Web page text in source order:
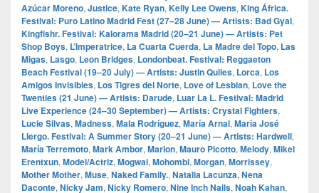
Azúcar Moreno, Justice, Kate Ryan, Kelly Lee Owens, King África.
Festival: Puro Latino Madrid Fest (27–28 June) — Artists: Bad Gyal,
Kingfishr. Festival: Kalorama Madrid (20–21 June) — Artists: Pet
Shop Boys, L’Imperatrice, La Cuarta Cuerda, La Madre del Topo, Las
Migas, Lasgo, Leon Bridges, Londonbeat. Festival: Reggaeton
Beach Festival (19–20 July) — Artists: Justin Quiles, Lorca, Los
Amigos Invisibles, Los Tigres del Norte, Love of Lesbian, Love the
Twenties (21 June) — Artists: Darude, Luar La L. Festival: Madrid
Live Experience (24–30 September) — Artists: Crystal Fighters,
Lucie Silvas, Madness, Mala Rodríguez, María Arnal, María José
Llergo. Festival: A Summer Story (20–21 June) — Artists: Hardwell,
María Terremoto, Mark Ambor, Marlon, Mauro Picotto, Melody, Mikel
Erentxun, Model/Actriz, Mogwai, Mohombi, Morgan, Morrissey,
Mother Mother, Muse, Naked Family., Natalia Lacunza, Nena
Daconte, Nicky Jam, Nicky Romero, Nine Inch Nails, Noah Kahan,